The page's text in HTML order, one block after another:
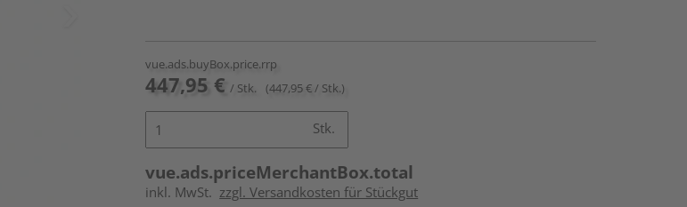
vue.ads.buyBox.price.rrp
447,95 € / Stk. (447,95 € / Stk.)
Stk.
vue.ads.priceMerchantBox.total
inkl. MwSt. zzgl. Versandkosten für Stückgut